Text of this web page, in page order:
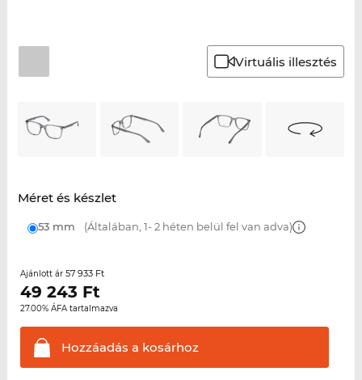
Virtuális illesztés
Méret és készlet
53 mm (Általában, 1- 2 héten belül fel van adva)
Ajánlott ár 57 933 Ft
49 243 Ft
27.00% ÁFA tartalmazva
Hozzáadás a kosárhoz